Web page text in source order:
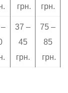
грн.
грн.
37 –
45
грн.
75 –
85
грн.